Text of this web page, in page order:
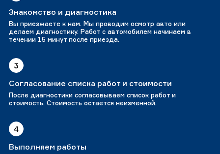
Знакомство и диагностика
Вы приезжаете к нам. Мы проводим осмотр авто или
делаем диагностику. Работ с автомобилем начинаем в
течении 15 минут после приезда.
3
Согласование списка работ и стоимости
После диагностики согласовываем список работ и
стоимость. Стоимость остается неизменной.
4
Выполняем работы